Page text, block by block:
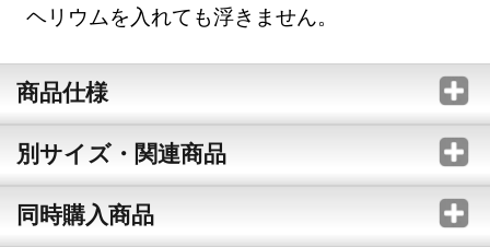
ヘリウムを入れても浮きません。
商品仕様
別サイズ・関連商品
同時購入商品